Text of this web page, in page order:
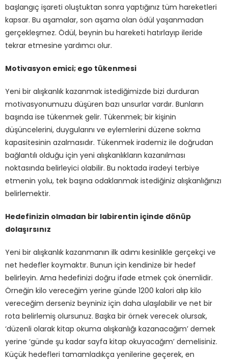
başlangıç işareti oluştuktan sonra yaptığınız tüm hareketleri
kapsar. Bu aşamalar, son aşama olan ödül yaşanmadan
gerçekleşmez. Ödül, beynin bu hareketi hatırlayıp ileride
tekrar etmesine yardımcı olur.
Motivasyon emici; ego tükenmesi
Yeni bir alışkanlık kazanmak istediğimizde bizi durduran
motivasyonumuzu düşüren bazı unsurlar vardır. Bunların
başında ise tükenmek gelir. Tükenmek; bir kişinin
düşüncelerini, duygularını ve eylemlerini düzene sokma
kapasitesinin azalmasıdır. Tükenmek irademiz ile doğrudan
bağlantılı olduğu için yeni alışkanlıkların kazanılması
noktasında belirleyici olabilir. Bu noktada iradeyi terbiye
etmenin yolu, tek başına odaklanmak istediğiniz alışkanlığınızı
belirlemektir.
Hedefinizin olmadan bir labirentin içinde dönüp
dolaşırsınız
Yeni bir alışkanlık kazanmanın ilk adımı kesinlikle gerçekçi ve
net hedefler koymaktır. Bunun için kendinize bir hedef
belirleyin. Ama hedefinizi doğru ifade etmek çok önemlidir.
Örneğin kilo vereceğim yerine günde 1200 kalori alıp kilo
vereceğim derseniz beyniniz için daha ulaşılabilir ve net bir
rota belirlemiş olursunuz. Başka bir örnek verecek olursak,
‘düzenli olarak kitap okuma alışkanlığı kazanacağım’ demek
yerine ‘günde şu kadar sayfa kitap okuyacağım’ demelisiniz.
Küçük hedefleri tamamladıkça yenilerine geçerek, en